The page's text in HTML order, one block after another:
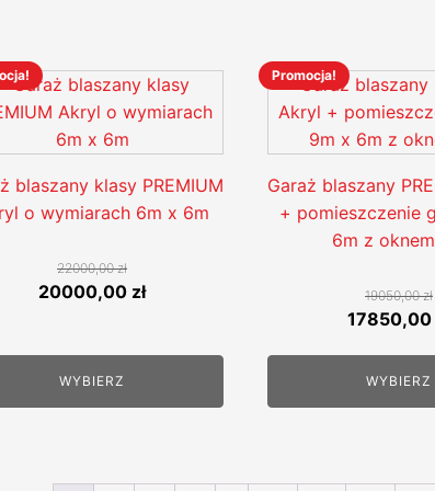
blaszany klasy PREMIUM
o wymiarach 6m x 6m
22000,00zł
Pierwotna
22000,00 zł.
20000,00 złAktualna
WYBIERZ
Promocja!
Garaż blaszany
+ pomieszczenie
6m z
19050,00zł
Pierwotna
wynosiła:
17850,00
WYBIERZ
Ten
produkt
wariantów.
Opcje
produktu